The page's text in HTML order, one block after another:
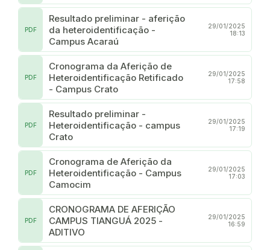
Resultado preliminar - aferição
da heteroidentificação -
Campus Acaraú
PDF
29/01/2025
18:13
Cronograma da Aferição de
Heteroidentificação Retificado
- Campus Crato
PDF
29/01/2025
17:58
Resultado preliminar -
Heteroidentificação - campus
Crato
PDF
29/01/2025
17:19
Cronograma de Aferição da
Heteroidentificação - Campus
Camocim
PDF
29/01/2025
17:03
CRONOGRAMA DE AFERIÇÃO
CAMPUS TIANGUÁ 2025 -
ADITIVO
PDF
29/01/2025
16:59